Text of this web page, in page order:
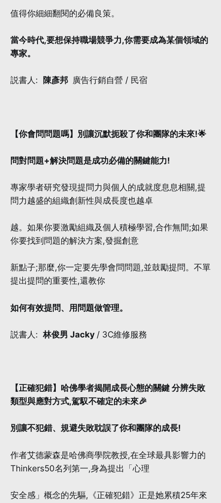
值得你細細翻閱的必備良策。
當今時代,要想保持職場競爭力,你需要成為某個領域的
專家。
説書人: 陳彥邦 廣告行銷自營 / 民宿
【你會問問題嗎】別讓沉默扼殺了你和團隊的未來!🌟
問對問題+解決問題是成功必備的關鍵能力!
專家學者研究發現提問力與個人的成就度息息相關,提
問力越盛的組織創新性與成長度也越卓
越。如果你要激勵組織及個人積極學習,合作無間;如果
你要找到問題的解決方案,發掘創意
新點子;那麼,你一定要先學會問問題,並鼓勵提問。不單
提出提問的重要性,還教你
如何有效提問、用問題做管理。
説書人: 林俊男 Jacky / 3C維修服務
【正確犯錯】哈佛學者揭開成長心態的關鍵 分辨失敗
類型與應對方式,駕馭不確定的未來🎉
別讓不犯錯、規避失敗耽誤了你和團隊的成長!
作者艾德蒙森是哈佛商學院教授,在全球最具影響力的
Thinkers50名列第一,身為提出「心理
安全感」概念的先驅,《正確犯錯》正是她累積25年來